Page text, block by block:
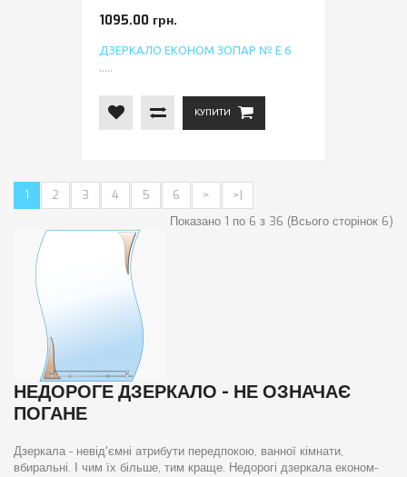
1095.00 грн.
ДЗЕРКАЛО ЕКОНОМ ЗОПАР № Е 6
.....
КУПИТИ
1 2 3 4 5 6 >
>|
Показано 1 по 6 з 36 (Всього сторінок 6)
НЕДОРОГЕ ДЗЕРКАЛО - НЕ ОЗНАЧАЄ
ПОГАНЕ
Дзеркала - невід'ємні атрибути передпокою, ванної кімнати,
вбиральні. І чим їх більше, тим краще. Недорогі дзеркала економ-